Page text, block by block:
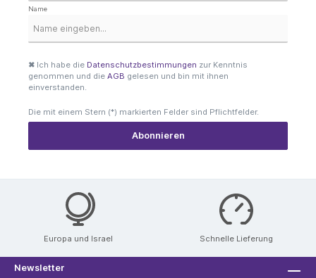
Name
✖ Ich habe die Datenschutzbestimmungen zur Kenntnis
genommen und die AGB gelesen und bin mit ihnen
einverstanden.
Die mit einem Stern (*) markierten Felder sind Pflichtfelder.
Europa und Israel Schnelle Lieferung
Newsletter